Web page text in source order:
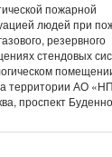
пожарной
людей при
резервного
стендовых
территории АО
проспект